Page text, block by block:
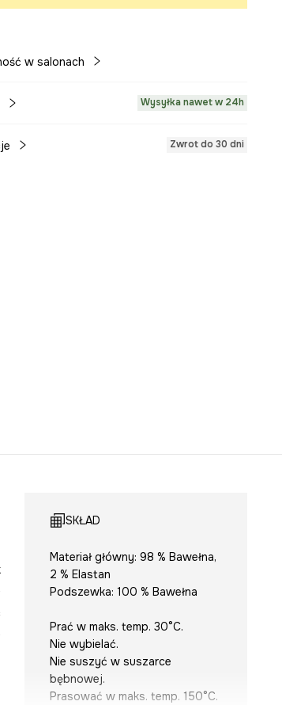
w salonach
Wysyłka nawet w 24h
Zwrot do 30 dni
SKŁAD
Materiał główny: 98 % Bawełna,
2 % Elastan
Podszewka: 100 % Bawełna
Prać w maks. temp. 30°C.
Nie wybielać.
Nie suszyć w suszarce
bębnowej.
Prasować w maks. temp. 150°C.